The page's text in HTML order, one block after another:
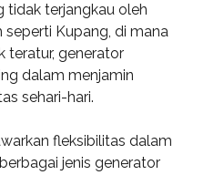
tidak terjangkau oleh
seperti Kupang, di mana
teratur, generator
dalam menjamin
sehari-hari.
fleksibilitas dalam
jenis generator